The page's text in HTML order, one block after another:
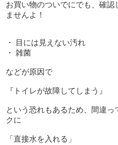
お買い物のついでにでも、確
ませんよ！
・ 目には見えない汚れ
・ 雑菌
などが原因で
『トイレが故障してしまう』
という恐れもあるため、間違
クに
「直接水を入れる」